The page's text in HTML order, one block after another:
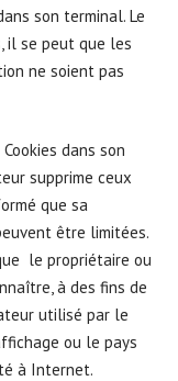
son terminal. Le
il se peut que les
ne soient pas
dans son
supprime ceux
que sa
être limitées.
le propriétaire ou
à des fins de
utilisé par le
ou le pays
à Internet.